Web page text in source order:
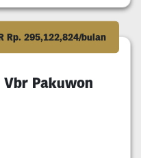
Rp. 295,122,824/bulan
Pakuwon